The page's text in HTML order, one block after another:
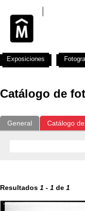
Catálogo de
General Catálogo
Resultados 1 - 1 de 1
Exposiciones